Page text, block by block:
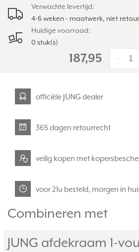
Verwachte levertijd:
4-6 weken - maatwerk, niet
Huidige voorraad:
0 stuk(s)
187,95 -
officiële JUNG dealer
365 dagen retourrecht
veilig kopen met
voor 21u besteld, morgen in
Combineren met
JUNG afdekraam 1-